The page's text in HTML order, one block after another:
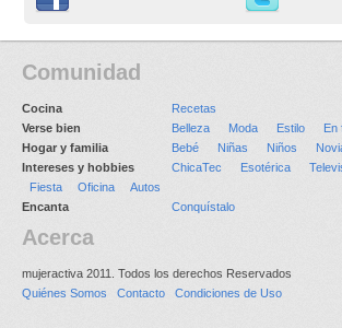
Comunidad
Cocina
Recetas
Verse bien
Belleza Moda Estilo
En
Hogar y familia
Bebé Niñas Niños
Intereses y hobbies
ChicaTec Esotérica
Fiesta
Oficina
Autos
Encanta
Conquístalo
Acerca
mujeractiva 2011. Todos los derechos Reservados
Quiénes Somos
Contacto Condiciones de Uso